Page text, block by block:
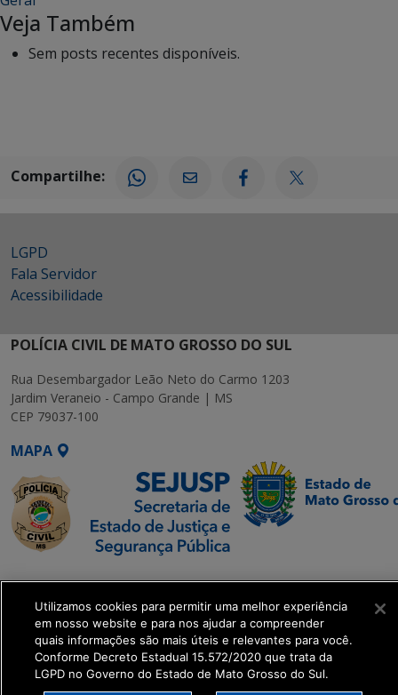
Veja Também
Sem posts recentes disponíveis.
Compartilhe:
LGPD
Fala Servidor
Acessibilidade
POLÍCIA CIVIL DE MATO GROSSO DO SUL
Rua Desembargador Leão Neto do Carmo 1203
Jardim Veraneio - Campo Grande | MS
CEP 79037-100
MAPA
SETDIG | Secretaria-
Executiva de
Transformação Digital
get_footer();
Utilizamos cookies para permitir uma melhor experiência
em nosso website e para nos ajudar a compreender
quais informações são mais úteis e relevantes para você.
Conforme Decreto Estadual 15.572/2020 que trata da
LGPD no Governo do Estado de Mato Grosso do Sul.